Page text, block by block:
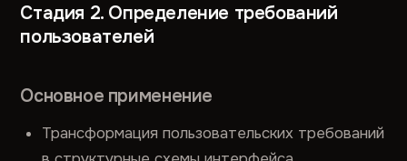
Стадия 2. Определение требований
пользователей
Основное применение
Трансформация пользовательских требований